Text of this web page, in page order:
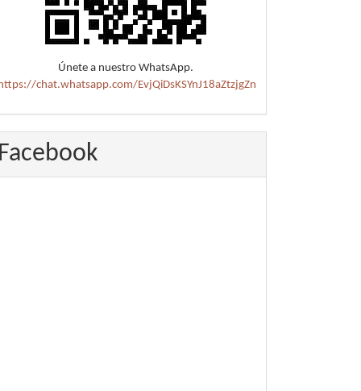
Únete a nuestro WhatsApp.
https://chat.whatsapp.com/EvjQiDsKSYnJ18aZtzjgZn
Facebook